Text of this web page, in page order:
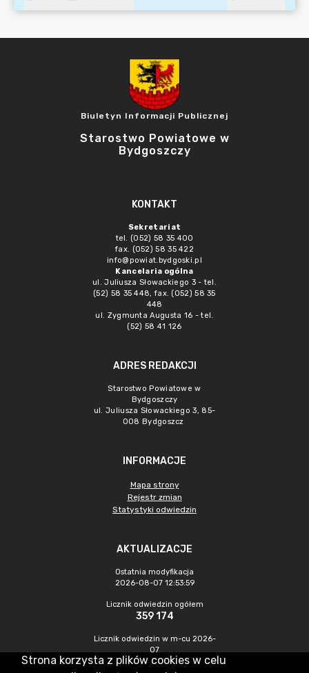
Biuletyn Informacji Publicznej
Starostwo Powiatowe w
Bydgoszczy
KONTAKT
Sekretariat
tel. (052) 58 35 400
fax. (052) 58 35 422
info@powiat.bydgoski.pl
Kancelaria ogólna
ul. Juliusza Słowackiego 3 - tel.
(52) 58 35 448, fax. (052) 58 35
448
ul. Zygmunta Augusta 16 - tel.
(52) 58 41 126
ADRES REDAKCJI
Starostwo Powiatowe w
Bydgoszczy
ul. Juliusza Słowackiego 3, 85-
008 Bydgoszcz
INFORMACJE
Mapa strony
Rejestr zmian
Statystyki odwiedzin
AKTUALIZACJE
Ostatnia modyfikacja
2026-08-07 12:53:59
Licznik odwiedzin ogółem
359 174
Licznik odwiedzin w m-cu 2026-
07
1 069
Strona korzysta z plików cookies w celu